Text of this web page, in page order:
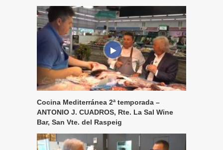
Cocina Mediterránea 2ª temporada –
ANTONIO J. CUADROS, Rte. La Sal Wine
Bar, San Vte. del Raspeig